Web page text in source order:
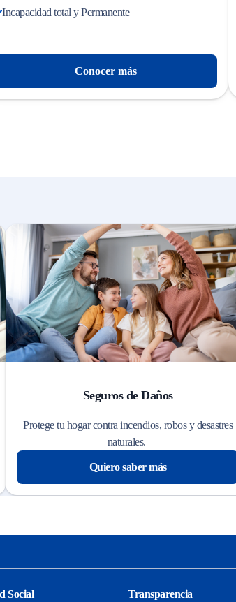
Incapacidad total y Permanente
Conocer más
Seguros de Daños
Protege tu hogar contra incendios, robos y desastres
naturales.
Quiero saber más
Social Transparencia